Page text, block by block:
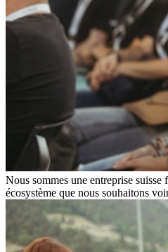
Nous sommes une entreprise suisse
écosystème que nous souhaitons